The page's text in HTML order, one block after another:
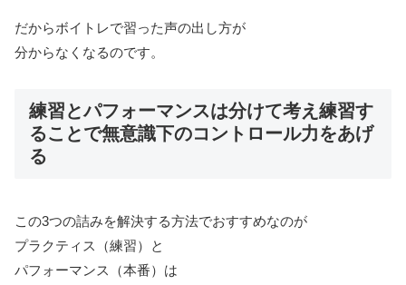
だからボイトレで習った声の出し方が
分からなくなるのです。
練習とパフォーマンスは分けて考え練習す
ることで無意識下のコントロール力をあげ
る
この3つの詰みを解決する方法でおすすめなのが
プラクティス（練習）と
パフォーマンス（本番）は